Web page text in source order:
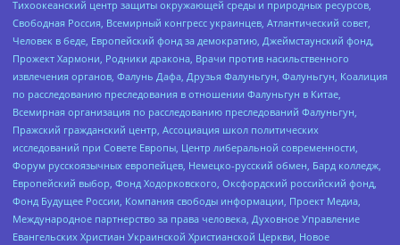
Тихоокеанский центр защиты окружающей среды и природных ресурсов,
Свободная Россия, Всемирный конгресс украинцев, Атлантический совет,
Человек в беде, Европейский фонд за демократию, Джеймстаунский фонд,
Прожект Хармони, Родники дракона, Врачи против насильственного
извлечения органов, Фалунь Дафа, Друзья Фалуньгун, Фалуньгун, Коалиция
по расследованию преследования в отношении Фалуньгун в Китае,
Всемирная организация по расследованию преследований Фалуньгун,
Пражский гражданский центр, Ассоциация школ политических
исследований при Совете Европы, Центр либеральной современности,
Форум русскоязычных европейцев, Немецко-русский обмен, Бард колледж,
Европейский выбор, Фонд Ходорковского, Оксфордский российский фонд,
Фонд Будущее России, Компания свободы информации, Проект Медиа,
Международное партнерство за права человека, Духовное Управление
Евангельских Христиан Украинской Христианской Церкви, Новое